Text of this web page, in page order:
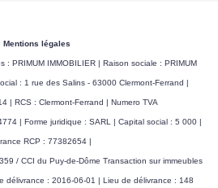
Mentions légales
: PRIMUM IMMOBILIER | Raison sociale : PRIMUM
: 1 rue des Salins - 63000 Clermont-Ferrand |
| RCS : Clermont-Ferrand | Numero TVA
| Forme juridique : SARL | Capital social : 5 000 |
RCP : 77382654 |
/ CCI du Puy-de-Dôme Transaction sur immeubles
délivrance : 2016-06-01 | Lieu de délivrance : 148